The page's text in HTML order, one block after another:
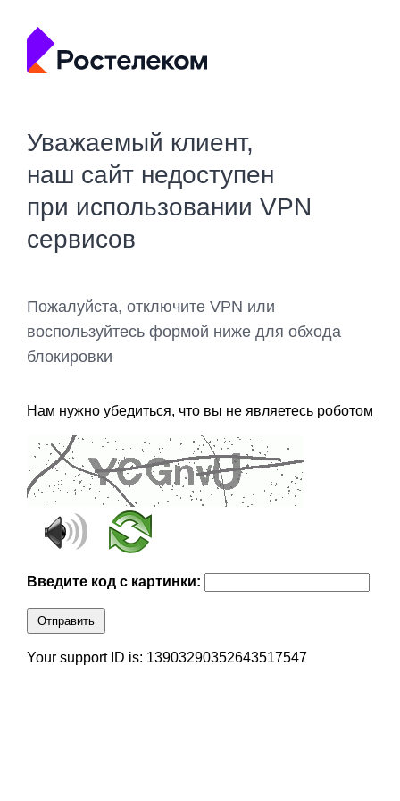
Уважаемый клиент,
наш сайт недоступен
при использовании VPN
сервисов
Пожалуйста, отключите VPN или
воспользуйтесь формой ниже для обхода
блокировки
Нам нужно убедиться, что вы не являетесь роботом
Введите код с картинки:
Отправить
Your support ID is: 13903290352643517547